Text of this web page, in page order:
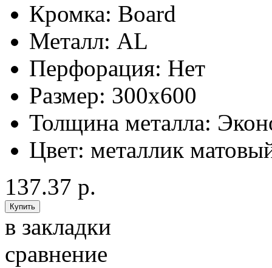
Кромка: Board
Металл: AL
Перфорация: Нет
Размер: 300x600
Толщина металла:
Цвет: металлик
137.37 р.
в закладки
сравнение